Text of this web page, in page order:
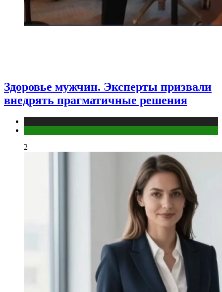
Здоровье мужчин. Эксперты призвали
внедрять прагматичные решения
2